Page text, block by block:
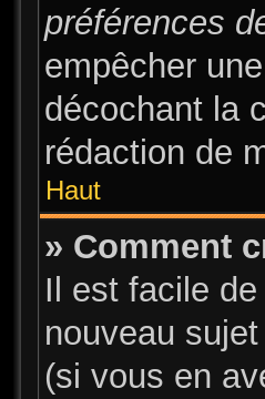
préférences
empêcher
décochant la
rédaction de
Haut
» Comment
Il est facile
nouveau
(si vous en